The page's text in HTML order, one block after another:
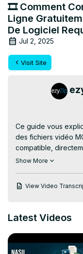
🎞️ Comment
Ligne
De Logiciel
Jul 2, 2025
Visit Site
Ce guide vous
des fichiers vidéo
compatible,
pour les créateurs
✅ Convertisseur
1️⃣ Importez votre
« Sélectionner le
glisser dans la zone
Show More
View Video
Latest Videos